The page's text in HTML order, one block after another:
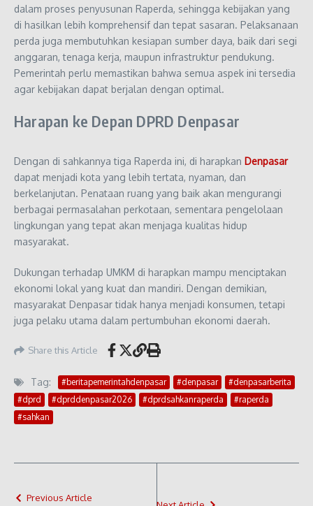
dalam proses penyusunan Raperda, sehingga kebijakan yang
di hasilkan lebih komprehensif dan tepat sasaran. Pelaksanaan
perda juga membutuhkan kesiapan sumber daya, baik dari segi
anggaran, tenaga kerja, maupun infrastruktur pendukung.
Pemerintah perlu memastikan bahwa semua aspek ini tersedia
agar kebijakan dapat berjalan dengan optimal.
Harapan ke Depan DPRD Denpasar
Dengan di sahkannya tiga Raperda ini, di harapkan Denpasar
dapat menjadi kota yang lebih tertata, nyaman, dan
berkelanjutan. Penataan ruang yang baik akan mengurangi
berbagai permasalahan perkotaan, sementara pengelolaan
lingkungan yang tepat akan menjaga kualitas hidup
masyarakat.
Dukungan terhadap UMKM di harapkan mampu menciptakan
ekonomi lokal yang kuat dan mandiri. Dengan demikian,
masyarakat Denpasar tidak hanya menjadi konsumen, tetapi
juga pelaku utama dalam pertumbuhan ekonomi daerah.
Share this Article
Tag: #beritapemerintahdenpasar #denpasar
#denpasarberita
#dprd
#dprddenpasar2026 #dprdsahkanraperda
#raperda
#sahkan
Previous Article